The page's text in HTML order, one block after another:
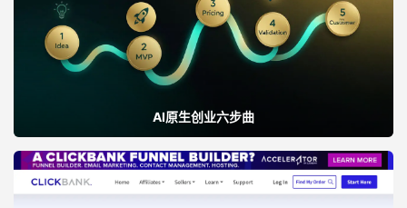
AI原生创业六步曲